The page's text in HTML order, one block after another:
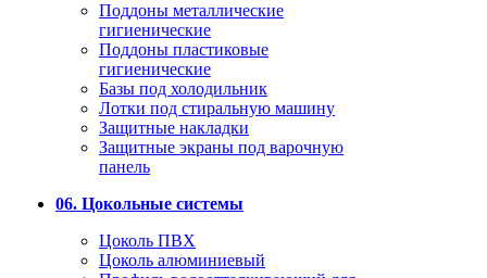
Поддоны металлические
гигиенические
Поддоны пластиковые
гигиенические
Базы под холодильник
Лотки под стиральную машину
Защитные накладки
Защитные экраны под варочную
панель
06. Цокольные системы
Цоколь ПВХ
Цоколь алюминиевый